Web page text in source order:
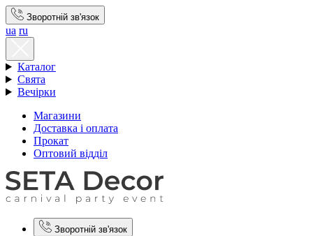
Зворотній зв'язок
ua ru
Каталог
Свята
Вечірки
Магазини
Доставка і оплата
Прокат
Оптовий відділ
Зворотній зв'язок